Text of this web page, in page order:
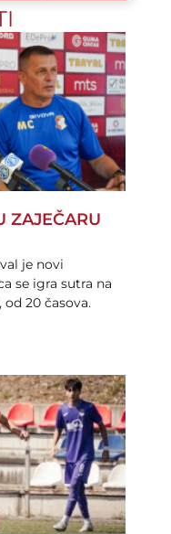
ZAJEČARU
je novi
se igra sutra na
20 časova.